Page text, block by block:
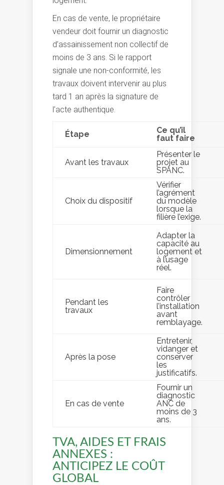
En cas de vente, le propriétaire
vendeur doit fournir un diagnostic
d’assainissement non collectif de
moins de 3 ans. Si le rapport
signale une non-conformité, les
travaux doivent intervenir au plus
tard 1 an après la signature de
l’acte authentique.
Étape
Ce qu’il
faut faire
Avant les travaux
Présenter le
projet au
SPANC.
Choix du dispositif
Vérifier
l’agrément
du modèle
lorsque la
filière l’exige.
Dimensionnement
Adapter la
capacité au
logement et
à l’usage
réel.
Pendant les
travaux
Faire
contrôler
l’installation
avant
remblayage.
Après la pose
Entretenir,
vidanger et
conserver
les
justificatifs.
En cas de vente
Fournir un
diagnostic
ANC de
moins de 3
ans.
TVA, AIDES ET FRAIS
ANNEXES :
ANTICIPEZ LE COÛT
GLOBAL